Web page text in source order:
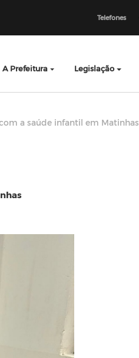
Telefones
A Prefeitura Legislação
a saúde infantil em Matinhas